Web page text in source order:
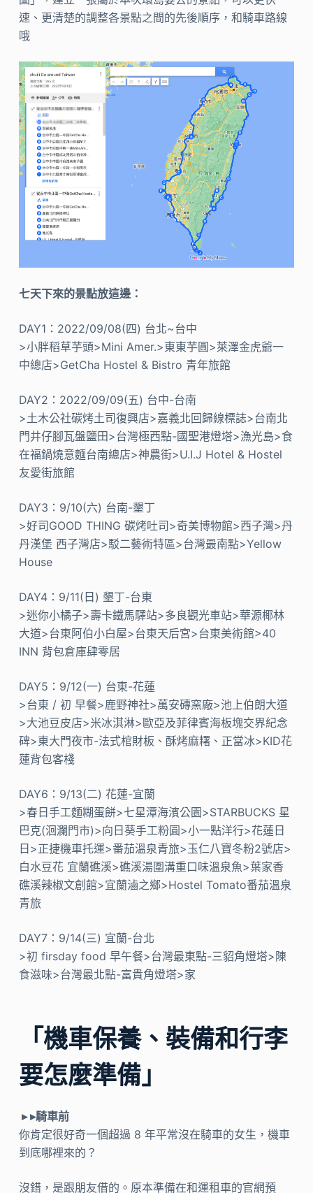
速、更清楚的調整各景點之間的先後順序，和騎車路線
哦
七天下來的景點放這邊：
DAY1：2022/09/08(四) 台北~台中
>小胖稻草芋頭>Mini Amer.>東東芋圓>萊澤金虎爺一
中總店>GetCha Hostel & Bistro 青年旅館
DAY2：2022/09/09(五) 台中-台南
>土木公社碳烤土司復興店>嘉義北回歸線標誌>台南北
門井仔腳瓦盤鹽田>台灣極西點-國聖港燈塔>漁光島>食
在福鍋燒意麵台南總店>神農街>U.I.J Hotel & Hostel
友愛街旅館
DAY3：9/10(六) 台南-墾丁
>好司GOOD THING 碳烤吐司>奇美博物館>西子灣>丹
丹漢堡 西子灣店>駁二藝術特區>台灣最南點>Yellow
House
DAY4：9/11(日) 墾丁-台東
>迷你小橘子>壽卡鐵馬驛站>多良觀光車站>華源椰林
大道>台東阿伯小白屋>台東天后宮>台東美術館>40
INN 背包倉庫肆零居
DAY5：9/12(一) 台東-花蓮
>台東 / 初 早餐>鹿野神社>萬安磚窯廠>池上伯朗大道
>大池豆皮店>米冰淇淋>歐亞及菲律賓海板塊交界紀念
碑>東大門夜市-法式棺財板、酥烤麻糬、正當冰>KID花
蓮背包客棧
DAY6：9/13(二) 花蓮-宜蘭
>春日手工麵糊蛋餅>七星潭海濱公園>STARBUCKS 星
巴克(洄瀾門市)>向日葵手工粉圓>小一點洋行>花蓮日
日>正捷機車托運>番茄溫泉青旅>玉仁八寶冬粉2號店>
白水豆花 宜蘭礁溪>礁溪湯圍溝重口味溫泉魚>葉家香
礁溪辣椒文創館>宜蘭滷之鄉>Hostel Tomato番茄溫泉
青旅
DAY7：9/14(三) 宜蘭-台北
>初 firsday food 早午餐>台灣最東點-三貂角燈塔>陳
食滋味>台灣最北點-富貴角燈塔>家
「機車保養、裝備和行李
要怎麼準備」
▸ ▸騎車前
你肯定很好奇一個超過 8 年平常沒在騎車的女生，機車
到底哪裡來的？
沒錯，是跟朋友借的。原本準備在和運租車的官網預